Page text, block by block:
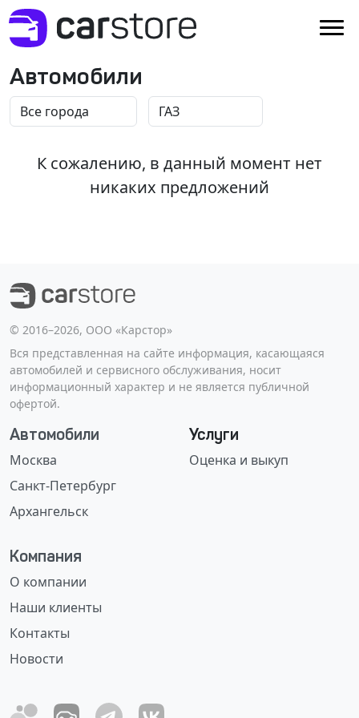
Автомобили
К сожалению, в данный момент нет
никаких предложений
©️ 2016–2026, ООО «Карстор»
Вся представленная на сайте информация, касающаяся
автомобилей и сервисного обслуживания, носит
информационный характер и не является публичной
офертой.
Автомобили
Москва
Санкт-Петербург
Архангельск
Услуги
Оценка и выкуп
Компания
О компании
Наши клиенты
Контакты
Новости